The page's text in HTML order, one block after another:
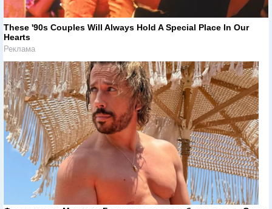
These '90s Couples Will Always Hold A Special Place In Our
Hearts
Реклама